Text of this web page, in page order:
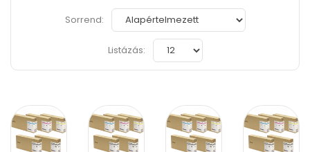
Sorrend:
Listázás: